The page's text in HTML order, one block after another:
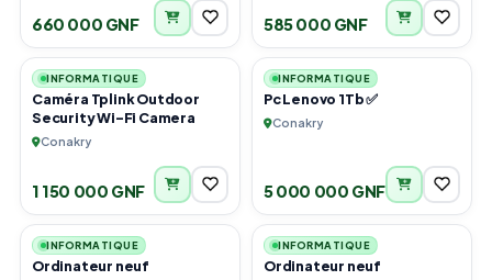
660 000 GNF 585 000 GNF
4
INFORMATIQUE
Caméra Tplink Outdoor
Security Wi-Fi Camera
Conakry
1 150 000 GNF
6
INFORMATIQUE
Pc Lenovo 1Tb ✅
Conakry
5 000 000 GNF
2
INFORMATIQUE
Ordinateur neuf
2
INFORMATIQUE
Ordinateur neuf